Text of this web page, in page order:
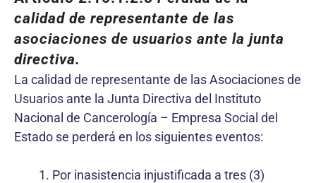
calidad de representante de las
asociaciones de usuarios ante la junta
directiva.
La calidad de representante de las Asociaciones de
Usuarios ante la Junta Directiva del Instituto
Nacional de Cancerología – Empresa Social del
Estado se perderá en los siguientes eventos:
Por inasistencia injustificada a tres (3)